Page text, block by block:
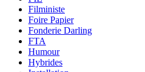
Filministe
Foire Papier
Fonderie Darling
FTA
Humour
Hybrides